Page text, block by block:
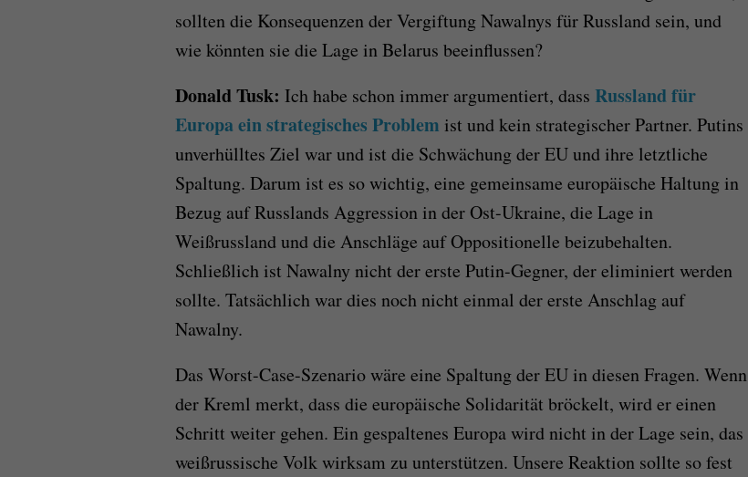
sollten die Konsequenzen der Vergiftung Nawalnys für Russland sein, und
wie könnten sie die Lage in Belarus beeinflussen?
Donald Tusk: Ich habe schon immer argumentiert, dass Russland für
Europa ein strategisches Problem ist und kein strategischer Partner. Putins
unverhülltes Ziel war und ist die Schwächung der EU und ihre letztliche
Spaltung. Darum ist es so wichtig, eine gemeinsame europäische Haltung in
Bezug auf Russlands Aggression in der Ost-Ukraine, die Lage in
Weißrussland und die Anschläge auf Oppositionelle beizubehalten.
Schließlich ist Nawalny nicht der erste Putin-Gegner, der eliminiert werden
sollte. Tatsächlich war dies noch nicht einmal der erste Anschlag auf
Nawalny.
Das Worst-Case-Szenario wäre eine Spaltung der EU in diesen Fragen. Wenn
der Kreml merkt, dass die europäische Solidarität bröckelt, wird er einen
Schritt weiter gehen. Ein gespaltenes Europa wird nicht in der Lage sein, das
weißrussische Volk wirksam zu unterstützen. Unsere Reaktion sollte so fest